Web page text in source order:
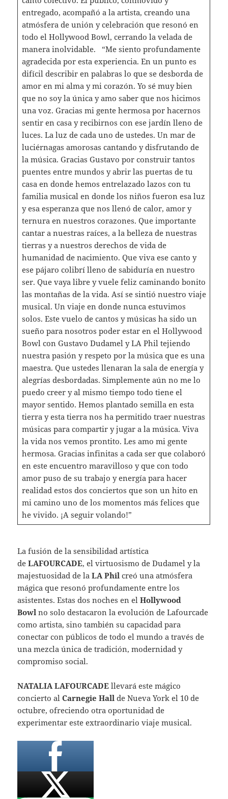
entregado, acompañó a la artista, creando una
atmósfera de unión y celebración que resonó en
todo el Hollywood Bowl, cerrando la velada de
manera inolvidable. “Me siento profundamente
agradecida por esta experiencia. En un punto es
difícil describir en palabras lo que se desborda de
amor en mi alma y mi corazón. Yo sé muy bien
que no soy la única y amo saber que nos hicimos
una voz. Gracias mi gente hermosa por hacernos
sentir en casa y recibirnos con ese jardín lleno de
luces. La luz de cada uno de ustedes. Un mar de
luciérnagas amorosas cantando y disfrutando de
la música. Gracias Gustavo por construir tantos
puentes entre mundos y abrir las puertas de tu
casa en donde hemos entrelazado lazos con tu
familia musical en donde los niños fueron esa luz
y esa esperanza que nos llenó de calor, amor y
ternura en nuestros corazones. Que importante
cantar a nuestras raíces, a la belleza de nuestras
tierras y a nuestros derechos de vida de
humanidad de nacimiento. Que viva ese canto y
ese pájaro colibrí lleno de sabiduría en nuestro
ser. Que vaya libre y vuele feliz caminando bonito
las montañas de la vida. Así se sintió nuestro viaje
musical. Un viaje en donde nunca estuvimos
solos. Este vuelo de cantos y músicas ha sido un
sueño para nosotros poder estar en el Hollywood
Bowl con Gustavo Dudamel y LA Phil tejiendo
nuestra pasión y respeto por la música que es una
maestra. Que ustedes llenaran la sala de energía y
alegrías desbordadas. Simplemente aún no me lo
puedo creer y al mismo tiempo todo tiene el
mayor sentido. Hemos plantado semilla en esta
tierra y esta tierra nos ha permitido traer nuestras
músicas para compartir y jugar a la música. Viva
la vida nos vemos prontito. Les amo mi gente
hermosa. Gracias infinitas a cada ser que colaboró
en este encuentro maravilloso y que con todo
amor puso de su trabajo y energía para hacer
realidad estos dos conciertos que son un hito en
mi camino uno de los momentos más felices que
he vivido. ¡A seguir volando!”
La fusión de la sensibilidad artística
deLAFOURCADE, el virtuosismo de Dudamel y la
majestuosidad de laLA Phil creó una atmósfera
mágica que resonó profundamente entre los
asistentes. Estas dos noches en elHollywood
Bowl no solo destacaron la evolución de Lafourcade
como artista, sino también su capacidad para
conectar con públicos de todo el mundo a través de
una mezcla única de tradición, modernidad y
compromiso social.
NATALIA LAFOURCADEllevará este mágico
concierto alCarnegie Hall de Nueva York el 10 de
octubre, ofreciendo otra oportunidad de
experimentar este extraordinario viaje musical.